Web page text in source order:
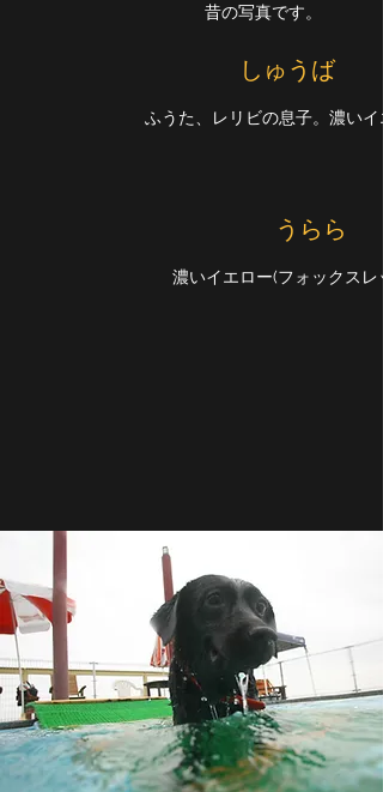
昔の写真です。
しゅうば
ふうた、レリビの息子。濃いイ
うらら
濃いイエロー(フォックスレ